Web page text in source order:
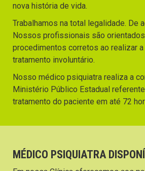
nova história de vida.
Trabalhamos na total legalidade. De
Nossos profissionais são
procedimentos corretos ao realizar a
tratamento involuntário.
Nosso médico psiquiatra realiza a
Ministério Público Estadual
tratamento do paciente em até 72
MÉDICO PSIQUIATRA